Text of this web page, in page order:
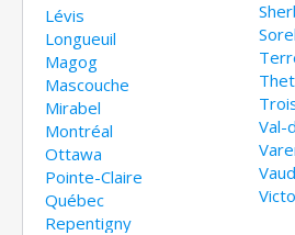
Lévis
Longueuil
Magog
Mascouche
Mirabel
Montréal
Ottawa
Pointe-Claire
Québec
Repentigny
Val-